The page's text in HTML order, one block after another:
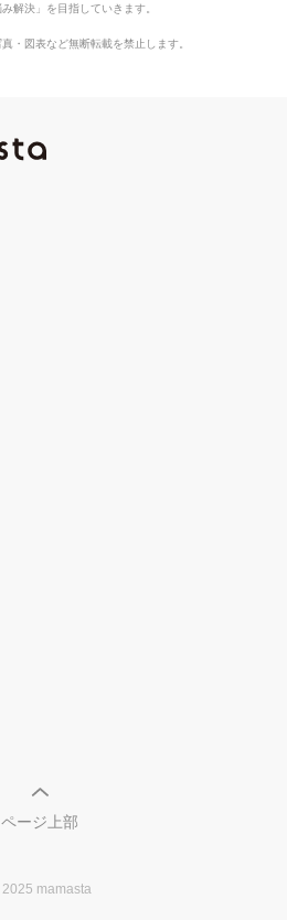
解決」を目指していきます。
・図表など無断転載を禁止します。
ページ上部
mamasta